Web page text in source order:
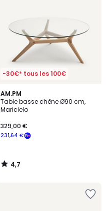
-30€* tous les 100€
AM.PM
Table basse chêne Ø90 cm,
Maricielo
231,64 €
329,00 €
4,7
/ 5
4,7
/